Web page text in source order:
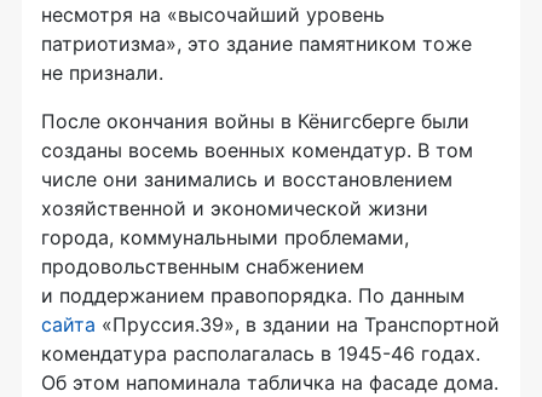
несмотря на «высочайший уровень
патриотизма», это здание памятником тоже
не признали.
После окончания войны в Кёнигсберге были
созданы восемь военных комендатур. В том
числе они занимались и восстановлением
хозяйственной и экономической жизни
города, коммунальными проблемами,
продовольственным снабжением
и поддержанием правопорядка. По данным
сайта «Пруссия.39», в здании на Транспортной
комендатура располагалась в 1945-46 годах.
Об этом напоминала табличка на фасаде дома.